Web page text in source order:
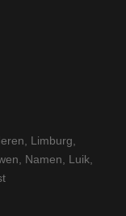
Limburg
Namen Luik